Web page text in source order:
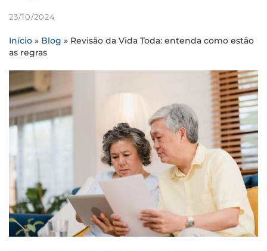
23/10/2024
Início » Blog » Revisão da Vida Toda: entenda como estão
as regras